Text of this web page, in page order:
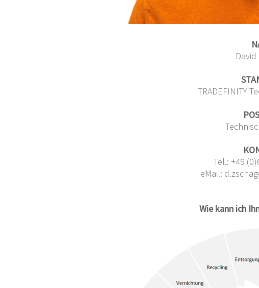
TRADEFINITY
Tel.: +49
eMail:
Wie kann ich